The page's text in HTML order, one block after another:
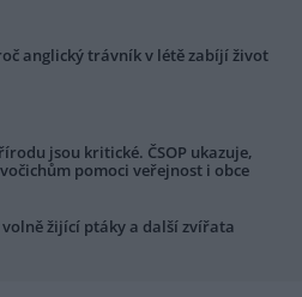
anglický trávník v létě zabíjí život
jsou kritické. ČSOP ukazuje,
pomoci veřejnost i obce
žijící ptáky a další zvířata